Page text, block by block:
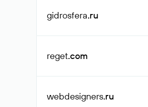
gidrosfera.ru
reget.com
webdesigners.ru